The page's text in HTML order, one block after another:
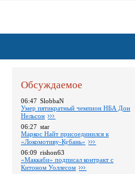
Обсуждаемое
06:47 SlobbaN
Умер пятикратный чемпион НБА Дон
Нельсон
06:27 star
Маркос Найт присоединился к
«Локомотиву-Кубань»
06:09 rishon63
«Маккаби» подписал контракт с
Китоном Уоллесом